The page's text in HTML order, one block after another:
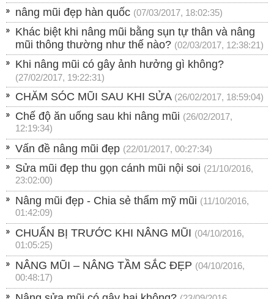
nâng mũi đẹp hàn quốc (07/03/2017, 18:02:35)
Khác biệt khi nâng mũi bằng sụn tự thân và nâng
mũi thông thường như thế nào? (02/03/2017, 12:38:21)
Khi nâng mũi có gây ảnh hưởng gì không?
(27/02/2017, 19:22:31)
CHĂM SÓC MŨI SAU KHI SỬA (26/02/2017, 18:59:04)
Chế độ ăn uống sau khi nâng mũi (26/02/2017,
12:19:34)
Vấn đề nâng mũi đẹp (22/01/2017, 00:27:34)
Sửa mũi đẹp thu gọn cánh mũi nội soi (21/10/2016,
23:02:00)
Nâng mũi đẹp - Chia sẻ thẩm mỹ mũi (11/10/2016,
01:42:09)
CHUẨN BỊ TRƯỚC KHI NÂNG MŨI (04/10/2016,
01:05:25)
NÂNG MŨI – NÂNG TẦM SẮC ĐẸP (04/10/2016,
00:48:17)